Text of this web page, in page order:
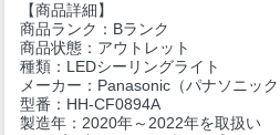
【商品詳細】
商品ランク：Bランク
商品状態：アウトレット
種類：LEDシーリングライト
メーカー：Panasonic（パナソニック
型番：HH-CF0894A
製造年：2020年～2022年を取扱い